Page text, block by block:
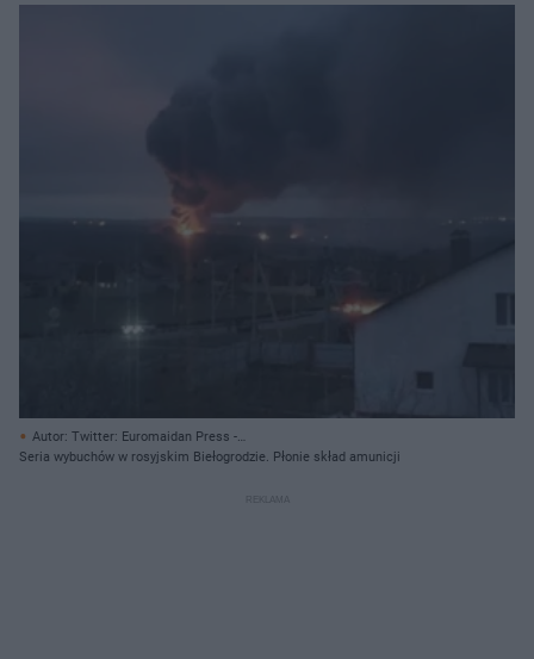
Autor: Twitter: Euromaidan Press -
https://twitter.com/EuromaidanPress/status/1519142822007525378/
Seria wybuchów w rosyjskim Biełogrodzie. Płonie skład amunicji